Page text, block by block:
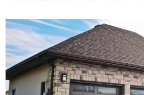
к
в
а
н
о